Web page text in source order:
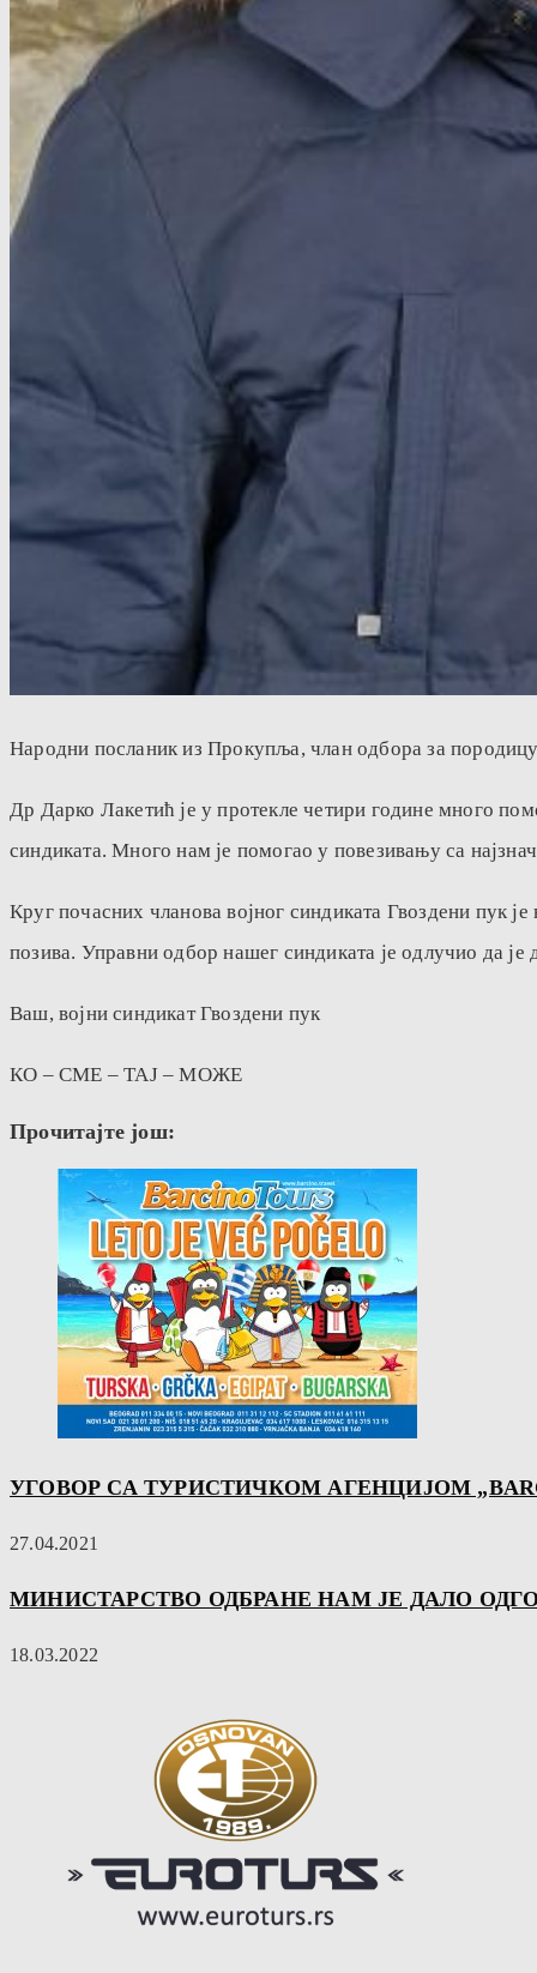
Народни посланик из Прокупља, члан одбора за
Др Дарко Лакетић је у протекле четири године много
синдиката. Много нам је помогао у повезивању са
Круг почасних чланова војног синдиката Гвоздени пук
позива. Управни одбор нашег синдиката је одлучио да
Ваш, војни синдикат Гвоздени пук
КО – СМЕ – ТАЈ – МОЖЕ
Прочитајте још:
УГОВОР СА ТУРИСТИЧКОМ АГЕНЦИЈОМ
27.04.2021
МИНИСТАРСТВО ОДБРАНЕ НАМ ЈЕ ДАЛО
18.03.2022